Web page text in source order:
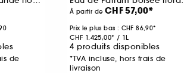
de
À partir de CHF 57,00
Prix le plus bas : CHF 86,90
CHF 1.425,00 / 1L
4 produits disponibles
*TVA incluse, hors frais de
livraison